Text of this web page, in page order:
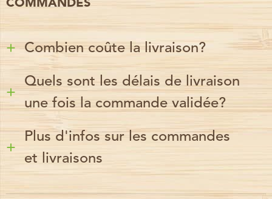
COMMANDES
Combien coûte la livraison?
Quels sont les délais de livraison
une fois la commande validée?
Plus d'infos sur les commandes
et livraisons